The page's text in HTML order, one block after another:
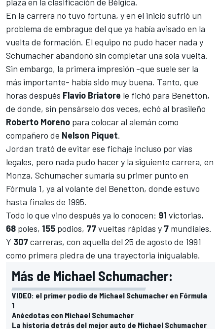
En la carrera no tuvo fortuna, y en el inicio sufrió un
problema de embrague del que ya había avisado en la
vuelta de formación. El equipo no pudo hacer nada y
Schumacher abandonó sin completar una sola vuelta.
Sin embargo, la primera impresión -que suele ser la
más importante- había sido muy buena. Tanto, que
horas después Flavio Briatore le fichó para Benetton,
de donde, sin pensárselo dos veces, echó al brasileño
Roberto Moreno para colocar al alemán como
compañero de Nelson Piquet.
Jordan trató de evitar ese fichaje incluso por vías
legales, pero nada pudo hacer y la siguiente carrera, en
Monza, Schumacher sumaría su primer punto en
Fórmula 1, ya al volante del Benetton, donde estuvo
hasta finales de 1995.
Todo lo que vino después ya lo conocen: 91 victorias,
68 poles, 155 podios, 77vueltas rápidas y 7 mundiales.
Y 307carreras, con aquella del 25 de agosto de 1991
como primera piedra de una trayectoria inigualable.
Más de Michael Schumacher:
VIDEO: el primer podio de Michael Schumacher en Fórmula
1
Anécdotas con Michael Schumacher
La historia detrás del mejor auto de Michael Schumacher